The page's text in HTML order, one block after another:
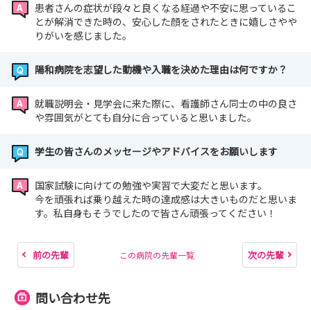
患者さんの症状が段々と良くなる経過や不安に思っているこ
とが解消できた時の、安心した顔をされたときに嬉しさやや
りがいを感じました。
陽和病院を志望した動機や入職を決めた理由は何ですか？
就職説明会・見学会に来た際に、看護師さん同士の中の良さ
や雰囲気がとても自分に合っていると思いました。
学生の皆さんのメッセージやアドバイスをお願いします
国家試験に向けての勉強や実習で大変だと思います。
今を頑張れば乗り越えた時の達成感は大きいものだと思いま
す。私自身もそうでしたので皆さん頑張ってください！
前の先輩 この病院の先輩一覧 次の先輩
問い合わせ先